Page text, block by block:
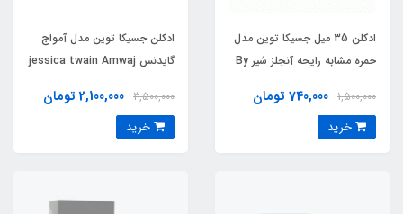
ادکلن 35 میل جسیکا توین مدل
خمره مشابه رایحه آنجلز شیر By
1,500,000 740,000 تومان
ادکلن جسیکا توین مدل آمواج
گایدنس jessica twain Amwaj
3,500,000 2,100,000 تومان